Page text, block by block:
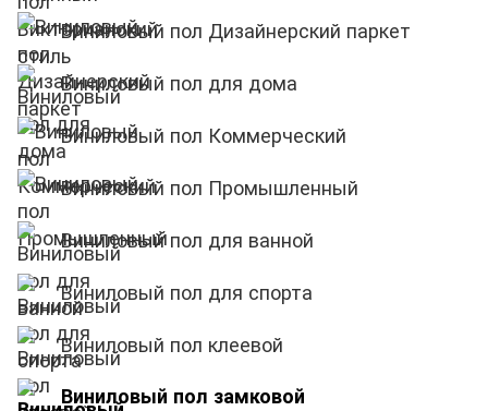
Виниловый пол Дизайнерский паркет
Виниловый пол для дома
Виниловый пол Коммерческий
Виниловый пол Промышленный
Виниловый пол для ванной
Виниловый пол для спорта
Виниловый пол клеевой
Виниловый пол замковой